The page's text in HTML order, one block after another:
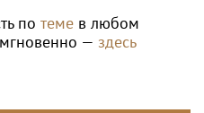
по теме в любом
— здесь